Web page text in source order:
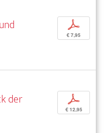
p
€ 7,95
der
p
€ 12,95